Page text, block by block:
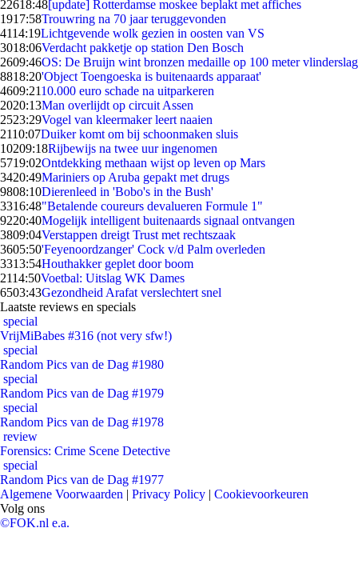
22618:48[update] Rotterdamse moskee beplakt met affiches
1917:58Trouwring na 70 jaar teruggevonden
4114:19Lichtgevende wolk gezien in oosten van VS
3018:06Verdacht pakketje op station Den Bosch
2609:46OS: De Bruijn wint bronzen medaille op 100 meter vlinderslag
8818:20'Object Toengoeska is buitenaards apparaat'
4609:2110.000 euro schade na uitparkeren
2020:13Man overlijdt op circuit Assen
2523:29Vogel van kleermaker leert naaien
2110:07Duiker komt om bij schoonmaken sluis
10209:18Rijbewijs na twee uur ingenomen
5719:02Ontdekking methaan wijst op leven op Mars
3420:49Mariniers op Aruba gepakt met drugs
9808:10Dierenleed in 'Bobo's in the Bush'
3316:48"Betalende coureurs devalueren Formule 1"
9220:40Mogelijk intelligent buitenaards signaal ontvangen
3809:04Verstappen dreigt Trust met rechtszaak
3605:50'Feyenoordzanger' Cock v/d Palm overleden
3313:54Houthakker geplet door boom
2114:50Voetbal: Uitslag WK Dames
6503:43Gezondheid Arafat verslechtert snel
Laatste reviews en specials
special
VrijMiBabes #316 (not very sfw!)
special
Random Pics van de Dag #1980
special
Random Pics van de Dag #1979
special
Random Pics van de Dag #1978
review
Forensics: Crime Scene Detective
special
Random Pics van de Dag #1977
Algemene Voorwaarden | Privacy Policy | Cookievoorkeuren
Volg ons
©FOK.nl e.a.